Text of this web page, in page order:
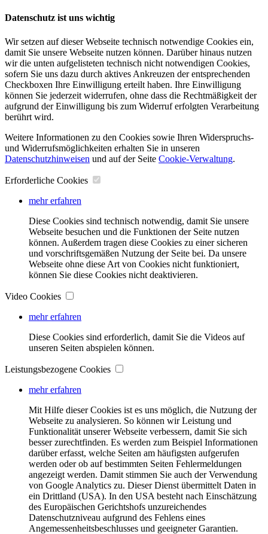
Datenschutz ist uns wichtig
Wir setzen auf dieser Webseite technisch notwendige Cookies ein,
damit Sie unsere Webseite nutzen können. Darüber hinaus nutzen
wir die unten aufgelisteten technisch nicht notwendigen Cookies,
sofern Sie uns dazu durch aktives Ankreuzen der entsprechenden
Checkboxen Ihre Einwilligung erteilt haben. Ihre Einwilligung
können Sie jederzeit widerrufen, ohne dass die Rechtmäßigkeit der
aufgrund der Einwilligung bis zum Widerruf erfolgten Verarbeitung
berührt wird.
Weitere Informationen zu den Cookies sowie Ihren Widerspruchs-
und Widerrufsmöglichkeiten erhalten Sie in unseren
Datenschutzhinweisen und auf der Seite Cookie-Verwaltung​.
Erforderliche Cookies
mehr erfahren
Diese Cookies sind technisch notwendig, damit Sie unsere
Webseite besuchen und die Funktionen der Seite nutzen
können. Außerdem tragen diese Cookies zu einer sicheren
und vorschriftsgemäßen Nutzung der Seite bei. Da unsere
Webseite ohne diese Art von Cookies nicht funktioniert,
können Sie diese Cookies nicht deaktivieren.
Video Cookies
mehr erfahren
Diese Cookies sind erforderlich, damit Sie die Videos auf
unseren Seiten abspielen können.
Leistungsbezogene Cookies
mehr erfahren
Mit Hilfe dieser Cookies ist es uns möglich, die Nutzung der
Webseite zu analysieren. So können wir Leistung und
Funktionalität unserer Webseite verbessern, damit Sie sich
besser zurechtfinden. Es werden zum Beispiel Informationen
darüber erfasst, welche Seiten am häufigsten aufgerufen
werden oder ob auf bestimmten Seiten Fehlermeldungen
angezeigt werden. Damit stimmen Sie auch der Verwendung
von Google Analytics zu. Dieser Dienst übermittelt Daten in
ein Drittland (USA). In den USA besteht nach Einschätzung
des Europäischen Gerichtshofs unzureichendes
Datenschutzniveau aufgrund des Fehlens eines
Angemessenheitsbeschlusses und geeigneter Garantien.